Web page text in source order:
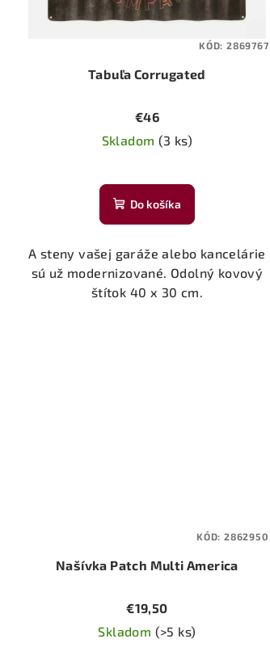
Tabuľa Corrugated
€46
Skladom (3 ks)
Do košíka
A steny vašej garáže alebo kancelárie
sú už modernizované. Odolný kovový
štítok 40 x 30 cm.
KÓD:2869767
Našívka Patch Multi America
€19,50
Skladom (>5 ks)
KÓD:2862950